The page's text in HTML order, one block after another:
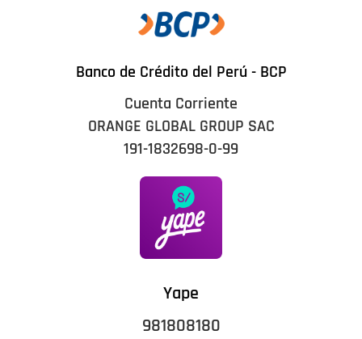
Banco de Crédito del Perú - BCP
Cuenta Corriente
ORANGE GLOBAL GROUP SAC
191-1832698-0-99
Yape
981808180